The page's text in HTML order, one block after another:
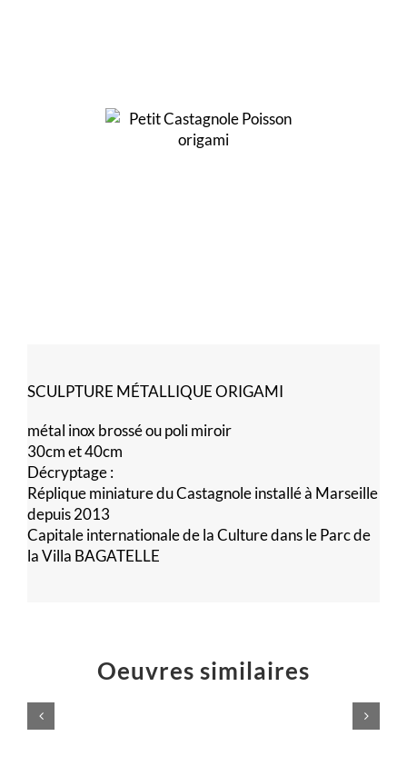
SCULPTURE MÉTALLIQUE ORIGAMI
métal inox brossé ou poli miroir
30cm et 40cm
Décryptage :
Réplique miniature du Castagnole installé à Marseille
depuis 2013
Capitale internationale de la Culture dans le Parc de
la Villa BAGATELLE
Oeuvres similaires
Éruption